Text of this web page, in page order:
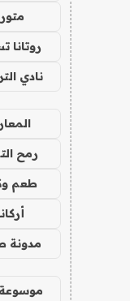
روتانا
نادي
رمح
طعم
مدونة
موسوعة